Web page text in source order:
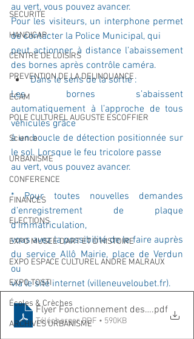
SECURITE
HANDICAP
CENTRE DE LOISIRS
PREVENTION DE LA DELINQUANCE
ECAM
POLE CULTUREL AUGUSTE ESCOFFIER
Science
URBANISME
CONFERENCE
FINANCES
ELECTIONS
EXPO MUSEE D'ART ET D'HISTOIRE
EXPO ESPACE CULTUREL ANDRE MALRAUX
EXPO TOSTI
Écoles & Crèches
ARCHIVES URBANISME
au vert, vous pouvez avancer.
Pour les visiteurs, un interphone permet
de contacter la Police Municipal, qui
peut actionner à distance l’abaissement
des bornes après contrôle caméra.
Dans le sens de la sortie :
Les bornes s’abaissent
automatiquement à l’approche de tous
véhicules grâce
à un boucle de détection positionnée sur
le sol. Lorsque le feu tricolore passe
au vert, vous pouvez avancer.
* Pour toutes nouvelles demandes
d’enregistrement de plaque
d’immatriculation,
vous avez la possibilité de le faire auprès
du service Allô Mairie, place de Verdun
ou
via le site internet (villeneuveloubet.fr).
Flyer Fonctionnement des bornes_V1
.pdf
Télécharger PDF • 590KB